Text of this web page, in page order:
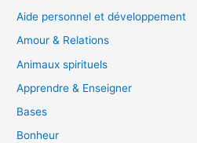
Aide personnel et développement
Amour & Relations
Animaux spirituels
Apprendre & Enseigner
Bases
Bonheur